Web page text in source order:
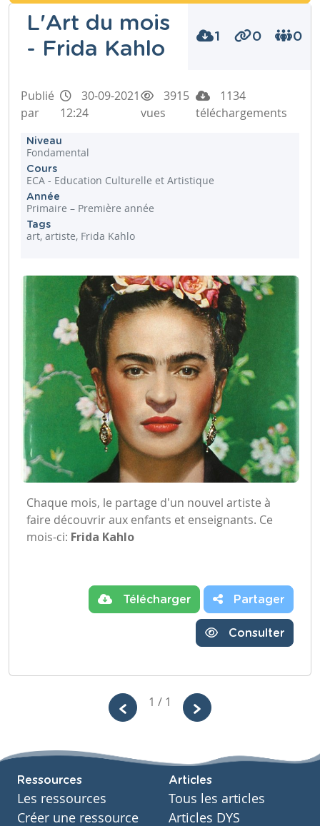
L'Art du mois
- Frida Kahlo
1 0 0
Publié
par
30-09-2021
12:24
3915
vues
1134
téléchargements
Niveau
Fondamental
Cours
ECA - Education Culturelle et Artistique
Année
Primaire – Première année
Tags
art, artiste, Frida Kahlo
Chaque mois, le partage d'un nouvel artiste à
faire découvrir aux enfants et enseignants. Ce
mois-ci: Frida Kahlo
Télécharger Partager
Consulter
1 / 1
Ressources
Les ressources
Créer une ressource
Articles
Tous les articles
Articles DYS